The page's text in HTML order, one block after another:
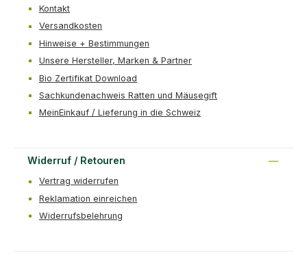
Kontakt
Versandkosten
Hinweise + Bestimmungen
Unsere Hersteller, Marken & Partner
Bio Zertifikat Download
Sachkundenachweis Ratten und Mäusegift
MeinEinkauf / Lieferung in die Schweiz
Widerruf / Retouren
Vertrag widerrufen
Reklamation einreichen
Widerrufsbelehrung